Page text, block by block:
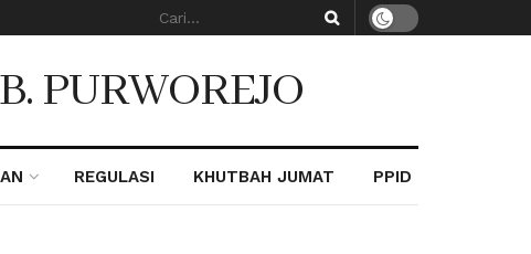
PURWOREJO
REGULASI KHUTBAH JUMAT PPID